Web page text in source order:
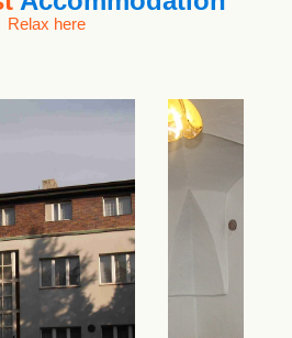
Relax here